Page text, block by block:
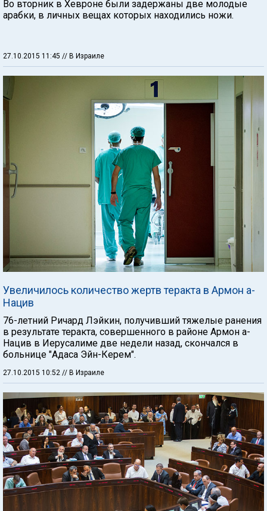
Во вторник в Хевроне были задержаны две молодые
арабки, в личных вещах которых находились ножи.
27.10.2015 11:45 // В Израиле
Увеличилось количество жертв теракта в Армон а-
Нацив
76-летний Ричард Лэйкин, получивший тяжелые ранения
в результате теракта, совершенного в районе Армон а-
Нацив в Иерусалиме две недели назад, скончался в
больнице "Адаса Эйн-Керем".
27.10.2015 10:52 // В Израиле